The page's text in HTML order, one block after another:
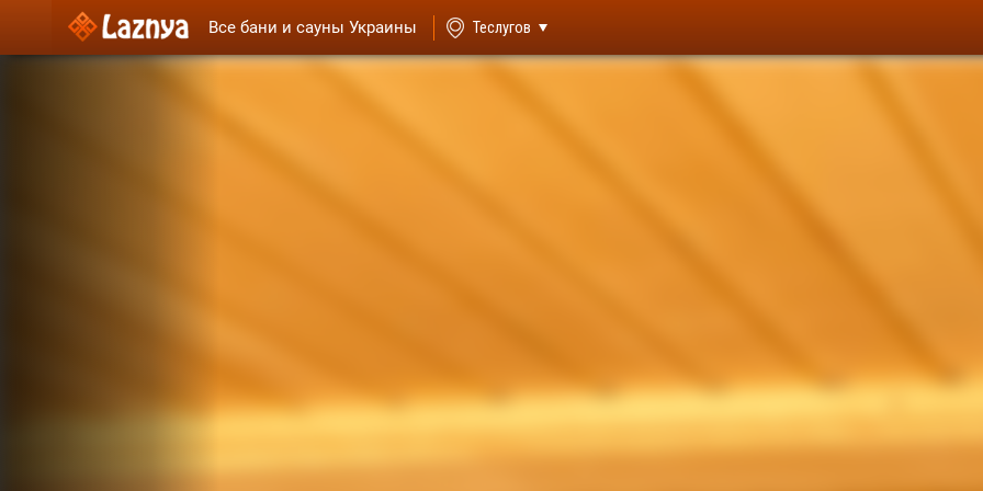
Все бани и сауны Украины Теслугов